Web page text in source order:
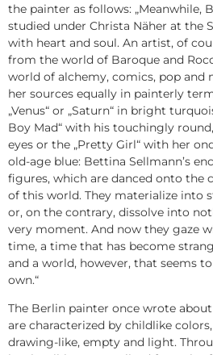
the painter as follows: „Meanwhile,
studied under Christa Näher at the
with heart and soul. An artist, of
from the world of Baroque and
world of alchemy, comics, pop and
her sources equally in painterly
„Venus“ or „Saturn“ in bright
Boy Mad“ with his touchingly
eyes or the „Pretty Girl“ with her
old-age blue: Bettina Sellmann’s
figures, which are danced onto the
of this world. They materialize into
or, on the contrary, dissolve into
very moment. And now they gaze
time, a time that has become
and a world, however, that seems
own.“
The Berlin painter once wrote
are characterized by childlike
drawing-like, empty and light.